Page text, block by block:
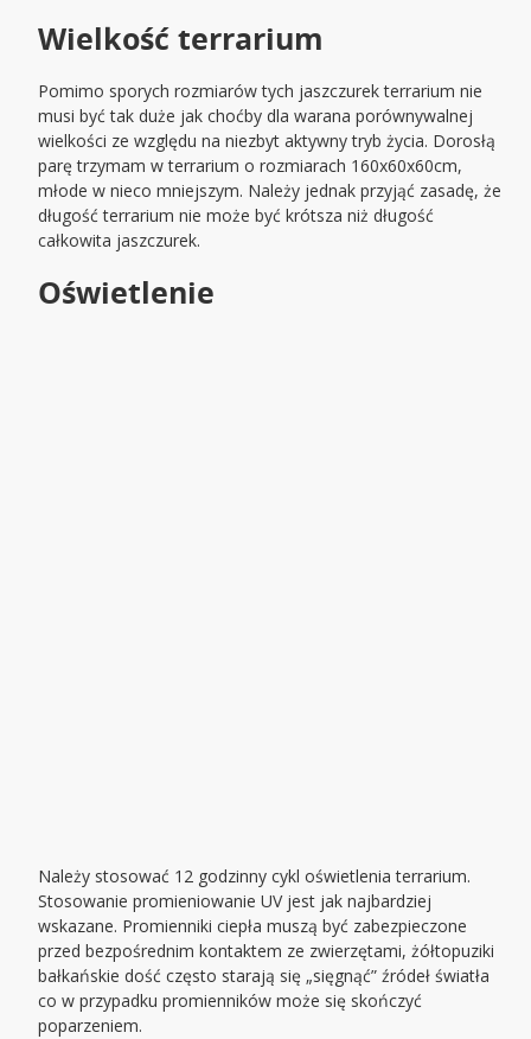
Wielkość terrarium
Pomimo sporych rozmiarów tych jaszczurek terrarium nie
musi być tak duże jak choćby dla warana porównywalnej
wielkości ze względu na niezbyt aktywny tryb życia. Dorosłą
parę trzymam w terrarium o rozmiarach 160x60x60cm,
młode w nieco mniejszym. Należy jednak przyjąć zasadę, że
długość terrarium nie może być krótsza niż długość
całkowita jaszczurek.
Oświetlenie
Należy stosować 12 godzinny cykl oświetlenia terrarium.
Stosowanie promieniowanie UV jest jak najbardziej
wskazane. Promienniki ciepła muszą być zabezpieczone
przed bezpośrednim kontaktem ze zwierzętami, żółtopuziki
bałkańskie dość często starają się „sięgnąć” źródeł światła
co w przypadku promienników może się skończyć
poparzeniem.